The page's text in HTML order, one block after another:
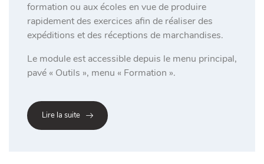
formation ou aux écoles en vue de produire
rapidement des exercices afin de réaliser des
expéditions et des réceptions de marchandises.
Le module est accessible depuis le menu principal,
pavé « Outils », menu « Formation ».
Lire la suite